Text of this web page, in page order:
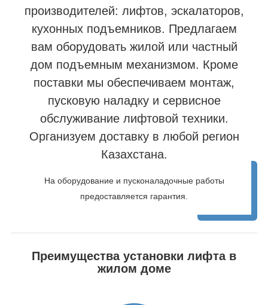
производителей: лифтов, эскалаторов,
кухонных подъемников. Предлагаем
вам оборудовать жилой или частный
дом подъемным механизмом. Кроме
поставки мы обеспечиваем монтаж,
пусковую наладку и сервисное
обслуживание лифтовой техники.
Организуем доставку в любой регион
Казахстана.
На оборудование и пусконаладочные работы
предоставляется гарантия.
Преимущества установки лифта в
жилом доме